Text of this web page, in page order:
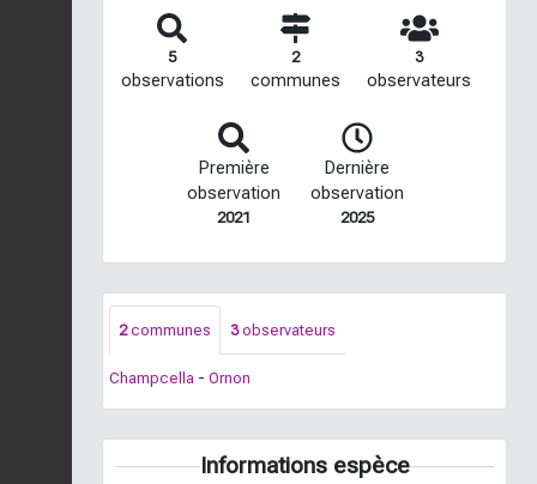
5
observations
2
communes
3
observateurs
Première
observation
2021
Dernière
observation
2025
2communes 3observateurs
Champcella - Ornon
Informations espèce